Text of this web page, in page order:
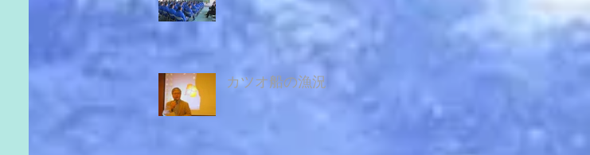
カツオ船の漁況